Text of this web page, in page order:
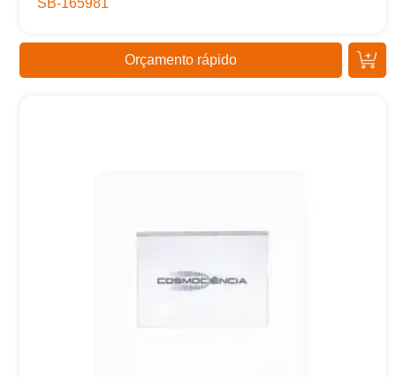
Orçamento rápido